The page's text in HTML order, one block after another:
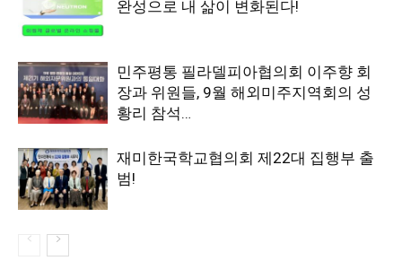
완성으로 내 삶이 변화된다!
민주평통 필라델피아협의회 이주향 회
장과 위원들, 9월 해외미주지역회의 성
황리 참석…
재미한국학교협의회 제22대 집행부 출
범!